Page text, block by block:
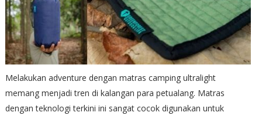
Melakukan adventure dengan matras camping ultralight
memang menjadi tren di kalangan para petualang. Matras
dengan teknologi terkini ini sangat cocok digunakan untuk